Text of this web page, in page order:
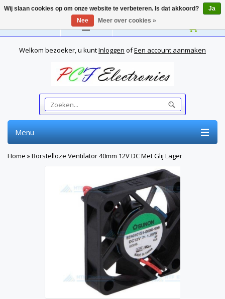
Nederlands
Welkom bezoeker, u kuntInloggen ofEen account aanmaken
Menu
Home »Borstelloze Ventilator 40mm 12V DC Met Glij Lager
Wij slaan cookies op om onze website te verbeteren. Is dat akkoord?
Ja
Nee
Meer over cookies »